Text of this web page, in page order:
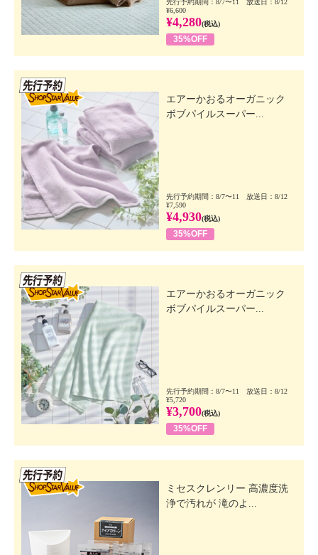
先行予約期間：8/7〜11 放送日：8/12
¥6,600
¥4,280(税込)
35%OFF
エアーかおるオーガニック
ボブパイルスーパー...
先行予約期間：8/7〜11 放送日：8/12
¥7,590
¥4,930(税込)
35%OFF
エアーかおるオーガニック
ボブパイルスーパー...
先行予約期間：8/7〜11 放送日：8/12
¥5,720
¥3,700(税込)
35%OFF
ミセスクレンリー 高濃度洗
浄で汚れが 滝のよ...